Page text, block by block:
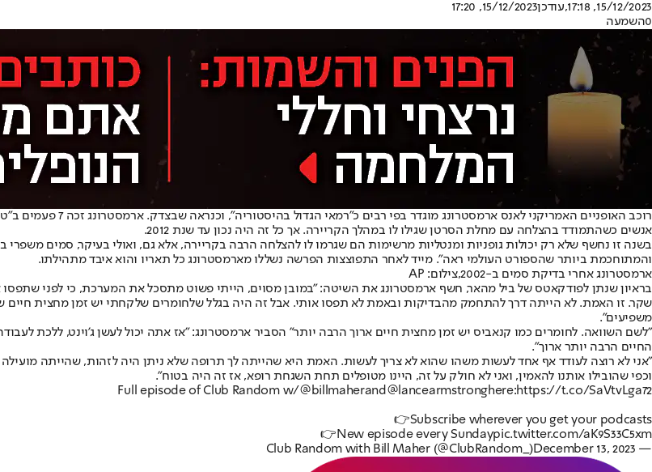
15/12/2023, 17:18
,עודכן15/12/2023, 17:20
0השמעה
רוכב האופניים
אנשים כשהתמודד בהצלחה עם מחלת הסרטן שגילו לו במהלך הקריירה. אך כל זה היה נכון עד שנת 2012.
בשנה זו נחשף שלא רק יכולות גופניות ומנטליות מרשימות הם שגרמו לו להצלחה הרבה בקריירה, אלא גם, ואולי בעיקר, סמים
והמתוחכמת ביותר שהספורט העולמי ראה". מייד לאחר התפוצצות הפרשה נשללו מארמסטרונג כל תאריו והוא איבד מתהילתו.
ארמסטרונג אחרי בדיקת סמים ב-2002,צילום: AP
משפיעים".
"לשם השוואה. לחומרים כמו קנאביס יש זמן מחצית חיים ארוך הרבה יותר" הסביר ארמסטרונג: "אז אתה יכול לעשן ג'וינט, ללכת
החיים הרבה יותר ארוך".
״אני לא רוצה לעודד אף אחד לעשות משהו שהוא לא צריך לעשות. האמת היא שהייתה לך תרופה שלא ניתן היה לזהות, שהייתה
וכפי שהובילו אותנו להאמין, ואני לא חולק על זה, היינו מטופלים תחת השגחת רופא, אז זה היה בטוח".
Full episode of Club Random w/@billmaherand@lancearmstronghere:https://t.co/SaVtvLga72
👉Subscribe wherever you get your podcasts
👉New episode every Sundaypic.twitter.com/aK9S33C5xm
— Club Random with Bill Maher (@ClubRandom_)
December 13, 2023